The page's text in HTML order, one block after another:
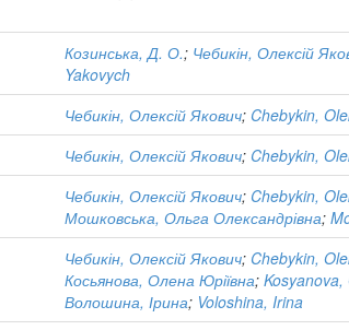
Козинська, Д. О.; Чебикін, Олексій
Yakovych
Чебикін, Олексій Якович; Chebykin,
Чебикін, Олексій Якович; Chebykin,
Чебикін, Олексій Якович; Chebykin,
Мошковська, Ольга Олександрівна;
Чебикін, Олексій Якович; Chebykin,
Косьянова, Олена Юріївна;
Волошина, Ірина; Voloshina, Irina